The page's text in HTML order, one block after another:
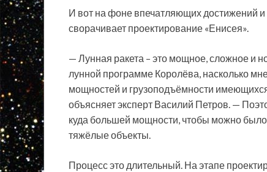
И вот на фоне впечатляющих достижений
сворачивает проектирование «Енисея».
— Лунная ракета – это мощное, сложное и
лунной программе Королёва, насколько
мощностей и грузоподъёмности
объясняет эксперт Василий Петров. —
куда большей мощности, чтобы можно
тяжёлые объекты.
Процесс это длительный. На этапе